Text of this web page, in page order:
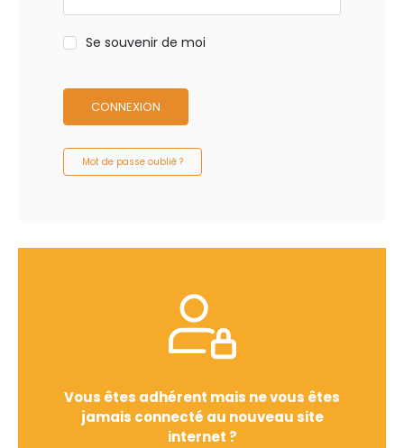
Se souvenir de moi
CONNEXION
Mot de passe oublié ?
Vous êtes adhérent mais ne vous êtes
jamais connecté au nouveau site
internet ?